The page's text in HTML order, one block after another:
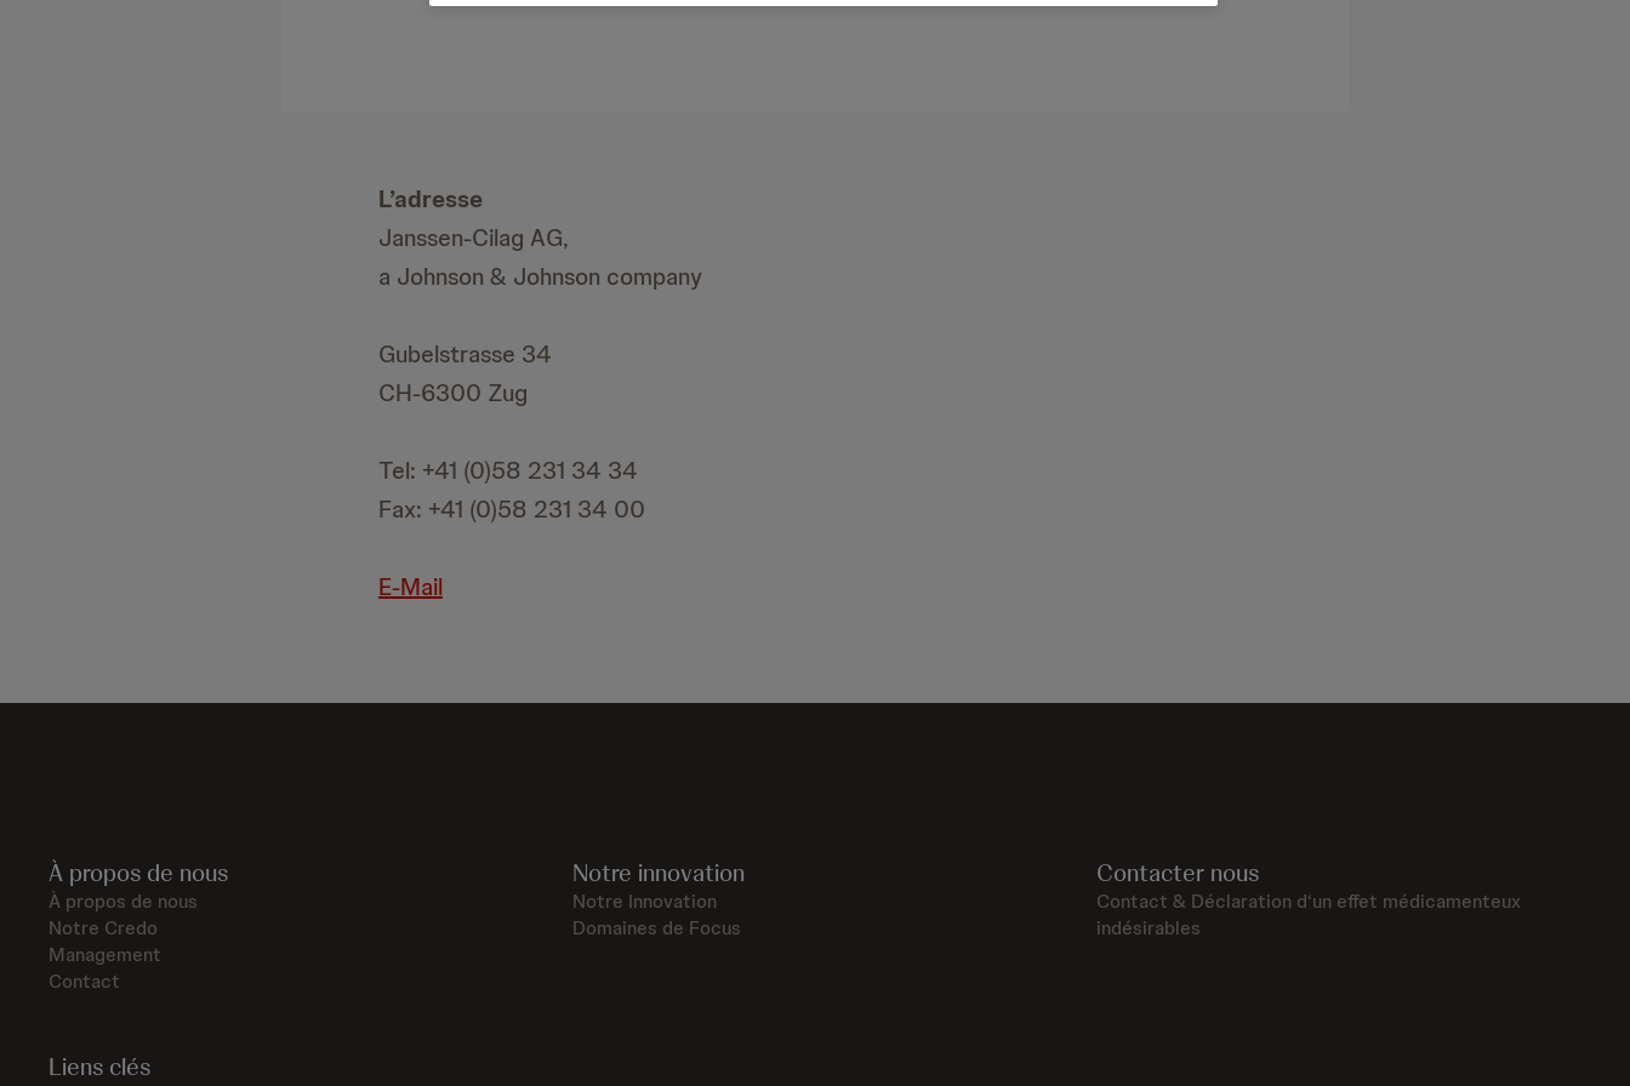
L’adresse
Janssen-Cilag AG,
a Johnson & Johnson company
Gubelstrasse 34
CH-6300 Zug
Tel: +41 (0)58 231 34 34
Fax: +41 (0)58 231 34 00
E-Mail
À propos de nous
À propos de nous
Notre Credo
Management
Contact
Notre innovation
Notre Innovation
Domaines de Focus
Contacter nous
Contact & Déclaration d‘un effet médicamenteux
indésirables
Liens clés